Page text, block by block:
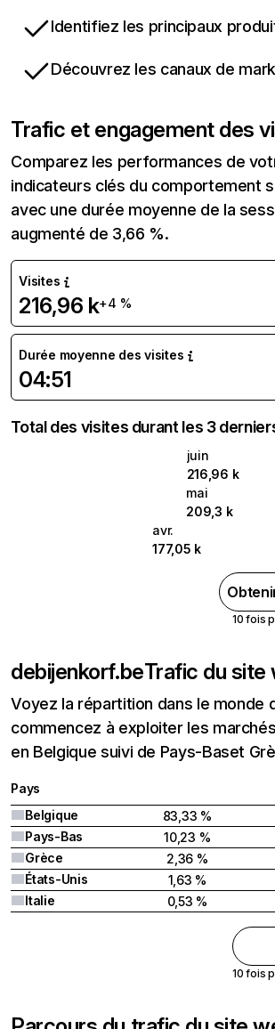
Identifiez les principaux
Découvrez les canaux de
Trafic et engagement des
Comparez les performances de
indicateurs clés du comportement
avec une durée moyenne de la
augmenté de 3,66 %.
Visites
216,96 k+4 %
Durée moyenne des visites
04:51
Total des visites durant les 3
juin
216,96 k
mai
209,3 k
avr.
177,05 k
10 fois
debijenkorf.beTrafic du site
Voyez la répartition dans le
commencez à exploiter les
en Belgique suivi de Pays-Baset
Pays
Belgique
83,33 %
Pays-Bas
10,23 %
Grèce
2,36 %
États-Unis
1,63 %
Italie
0,53 %
10 fois